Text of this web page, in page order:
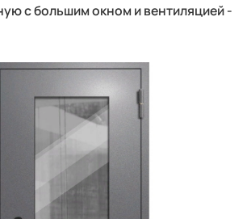
с большим окном и вентиляцией -